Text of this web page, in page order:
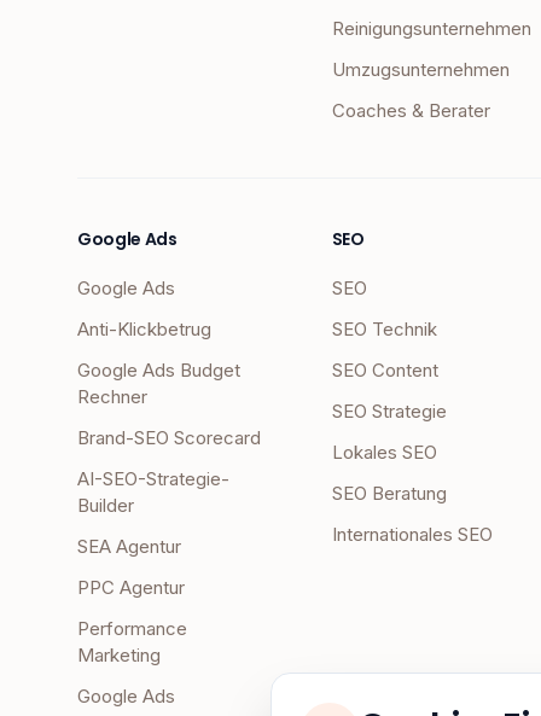
Reinigungsunternehmen
Umzugsunternehmen
Coaches & Berater
Google Ads
Google Ads
Anti-Klickbetrug
Google Ads Budget
Rechner
Brand-SEO Scorecard
AI-SEO-Strategie-
Builder
SEA Agentur
PPC Agentur
Performance
Marketing
Google Ads
SEO
SEO
SEO Technik
SEO Content
SEO Strategie
Lokales SEO
SEO Beratung
Internationales SEO